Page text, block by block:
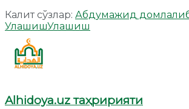
Калит сўзлар: Абдумажид домла
УлашишУлашиш
Alhidoya.uz таҳририяти